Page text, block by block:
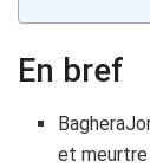
En bref
et